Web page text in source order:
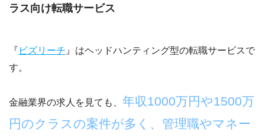
ラス向け転職サービス
『 ビズリーチ 』はヘッドハンティング型の転職サービスで
す。
金融業界の求人を見ても、 年収1000万円や1500万
円のクラスの案件が多く、管理職やマネー